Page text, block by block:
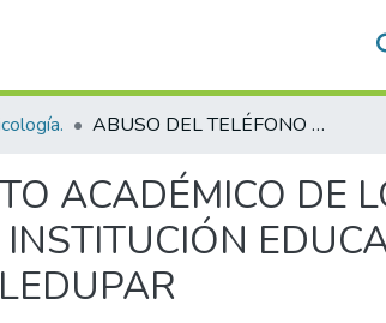
ABUSO DEL TELÉFONO MÓVIL Y RENDIMIENTO ACADÉMICO DE LOS ESTUDIANTES DE UNDECIMO GRADO DE LA INSTITUCIÓN EDUCATIVA RAFAEL VALLE MEZA EN LA CIUDAD DE VALLEDUPAR
ACADÉMICO DE